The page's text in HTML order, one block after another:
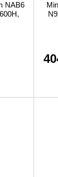
NAB6